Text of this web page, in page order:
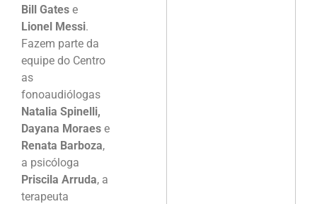
Bill Gates e
Lionel Messi.
Fazem parte da
equipe do Centro
as
fonoaudiólogas
Natalia Spinelli,
Dayana Moraes e
Renata Barboza,
a psicóloga
Priscila Arruda, a
terapeuta